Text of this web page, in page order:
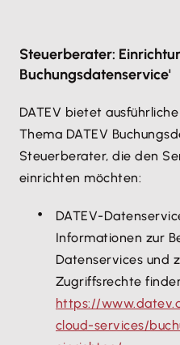
Steuerberater:
Buchungsdatenservice'
DATEV bietet
Thema DATEV
Steuerberater, die den
einrichten möchten:
DATEV-
Informationen zur
Datenservices und
Zugriffsrechte
https://
cloud-services/